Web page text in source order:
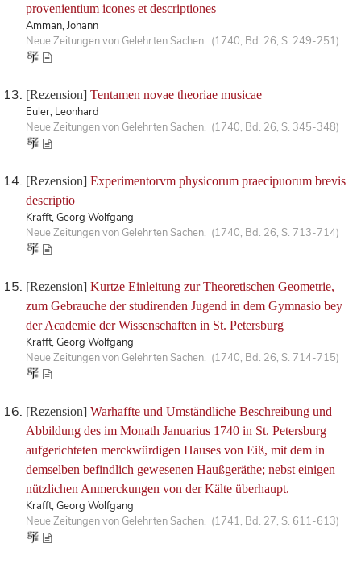
provenientium icones et descriptiones
Amman, Johann
Neue Zeitungen von Gelehrten Sachen. (1740, Bd. 26, S. 249-251)
[Rezension] Tentamen novae theoriae musicae
Euler, Leonhard
Neue Zeitungen von Gelehrten Sachen. (1740, Bd. 26, S. 345-348)
[Rezension] Experimentorvm physicorum praecipuorum brevis
descriptio
Krafft, Georg Wolfgang
Neue Zeitungen von Gelehrten Sachen. (1740, Bd. 26, S. 713-714)
[Rezension] Kurtze Einleitung zur Theoretischen Geometrie,
zum Gebrauche der studirenden Jugend in dem Gymnasio bey
der Academie der Wissenschaften in St. Petersburg
Krafft, Georg Wolfgang
Neue Zeitungen von Gelehrten Sachen. (1740, Bd. 26, S. 714-715)
[Rezension] Warhaffte und Umständliche Beschreibung und
Abbildung des im Monath Januarius 1740 in St. Petersburg
aufgerichteten merckwürdigen Hauses von Eiß, mit dem in
demselben befindlich gewesenen Haußgeräthe; nebst einigen
nützlichen Anmerckungen von der Kälte überhaupt.
Krafft, Georg Wolfgang
Neue Zeitungen von Gelehrten Sachen. (1741, Bd. 27, S. 611-613)